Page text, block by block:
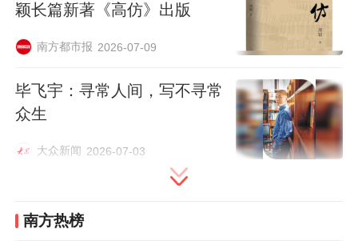
我们提供高效的处理工具与多元的理念，但
它终究不是人，它没有故事，没有经历，没
有记忆，更无法与我们产生情感共鸣。”
茹国烈认为，人与人之间传递的介质至关重
要。以文学作品为例，它是作者的化身，传
递的是作者的背景与人生经历。作家赋予作
品的这些独特价值，是AI生成不了的，也是
颖长篇新著《高仿》出版
南方都市报 2026-07-09
毕飞宇：寻常人间，写不寻常
众生
大众新闻 2026-07-03
南方热榜